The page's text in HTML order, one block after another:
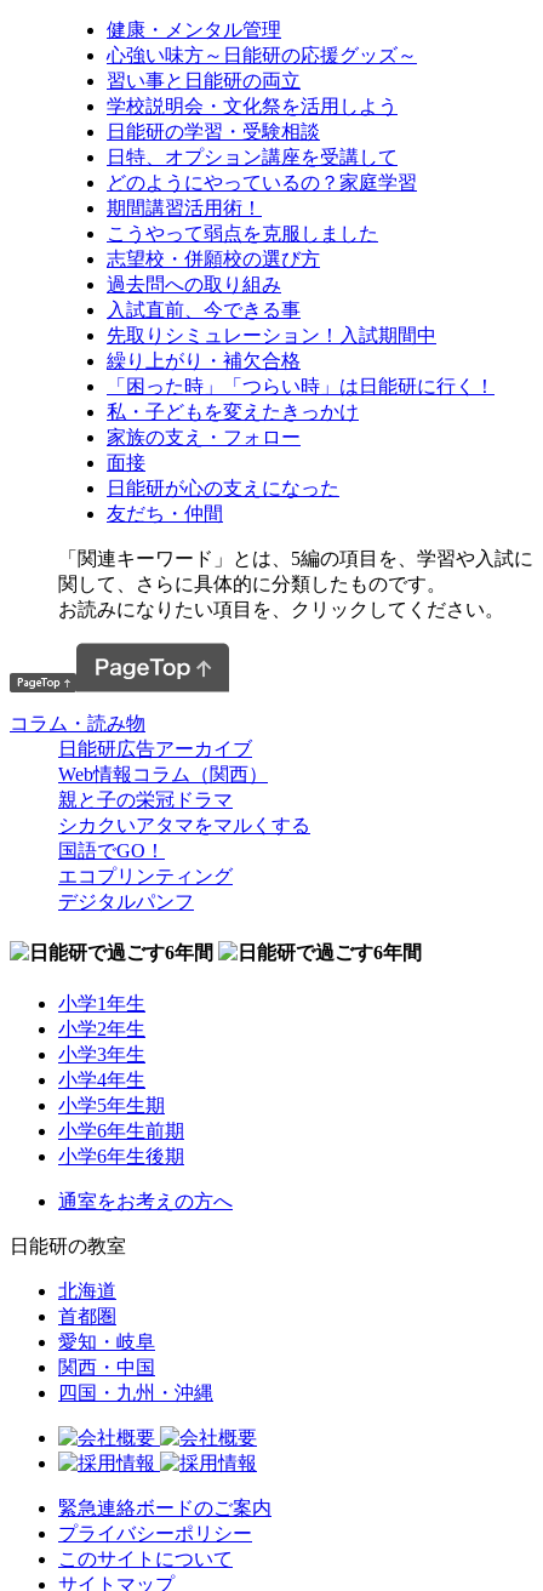
健康・メンタル管理
心強い味方～日能研の応援グッズ～
習い事と日能研の両立
学校説明会・文化祭を活用しよう
日能研の学習・受験相談
日特、オプション講座を受講して
どのようにやっているの？家庭学習
期間講習活用術！
こうやって弱点を克服しました
志望校・併願校の選び方
過去問への取り組み
入試直前、今できる事
先取りシミュレーション！入試期間中
繰り上がり・補欠合格
「困った時」「つらい時」は日能研に行く！
私・子どもを変えたきっかけ
家族の支え・フォロー
面接
日能研が心の支えになった
友だち・仲間
「関連キーワード」とは、5編の項目を、学習や入試に
関して、さらに具体的に分類したものです。
お読みになりたい項目を、クリックしてください。
コラム・読み物
日能研広告アーカイブ
Web情報コラム（関西）
親と子の栄冠ドラマ
シカクいアタマをマルくする
国語でGO！
エコプリンティング
デジタルパンフ
小学1年生
小学2年生
小学3年生
小学4年生
小学5年生期
小学6年生前期
小学6年生後期
通室をお考えの方へ
日能研の教室
北海道
首都圏
愛知・岐阜
関西・中国
四国・九州・沖縄
緊急連絡ボードのご案内
プライバシーポリシー
このサイトについて
サイトマップ